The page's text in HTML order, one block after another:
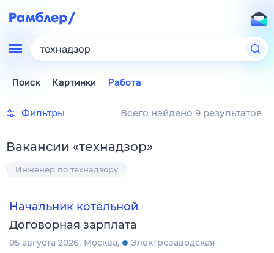
технадзор
Поиск Картинки Работа
Фильтры Всего найдено 9 результатов
Вакансии «технадзор»
Инженер по технадзору
Начальник котельной
Договорная зарплата
05 августа 2026 Москва
Электрозаводская